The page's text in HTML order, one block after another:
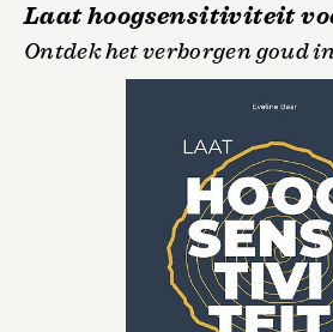
Laat hoogsensitiviteit
Ontdek het verborgen goud